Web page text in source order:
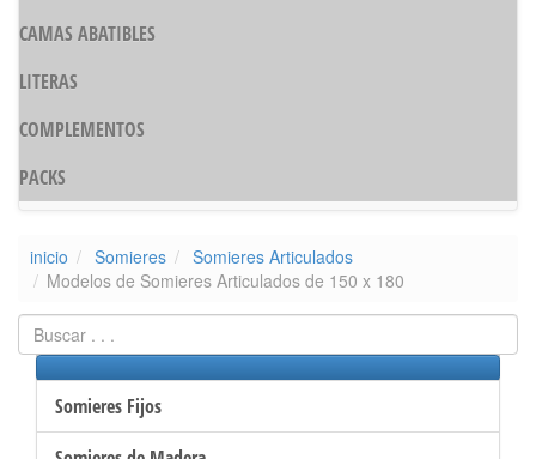
CAMAS ABATIBLES
LITERAS
COMPLEMENTOS
PACKS
inicio Somieres
Somieres Articulados
Modelos de Somieres Articulados de 150 x 180
Somieres Fijos